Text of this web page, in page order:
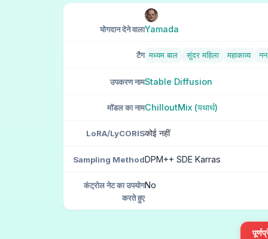
योगदान देने वालाYamada
टैग मध्यम बाल सुंदर महिला महाकाव्य
उपकरण नामStable Diffusion
मॉडल का नामChilloutMix (यथार्थ)
LoRA/LyCORISकोई नहीं
Sampling MethodDPM++ SDE Karras
कंट्रोल नेट का उपयोग
करते हुए
No